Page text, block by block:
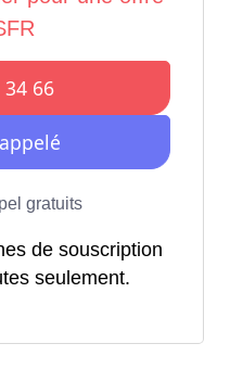
de souscription
seulement.